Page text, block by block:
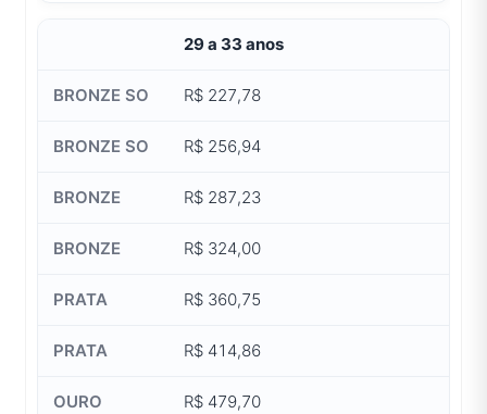
29 a 33 anos
R$ 227,78
R$ 256,94
R$ 287,23
R$ 324,00
R$ 360,75
R$ 414,86
R$ 479,70